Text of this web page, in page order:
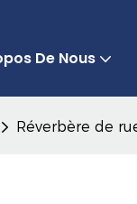
De Nous
Réverbère de